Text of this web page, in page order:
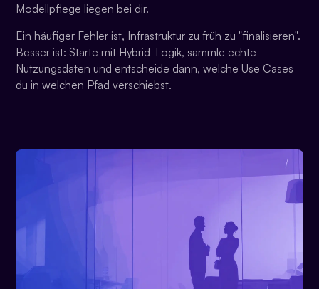
Modellpflege liegen bei dir.
Ein häufiger Fehler ist, Infrastruktur zu früh zu "finalisieren".
Besser ist: Starte mit Hybrid-Logik, sammle echte
Nutzungsdaten und entscheide dann, welche Use Cases
du in welchen Pfad verschiebst.